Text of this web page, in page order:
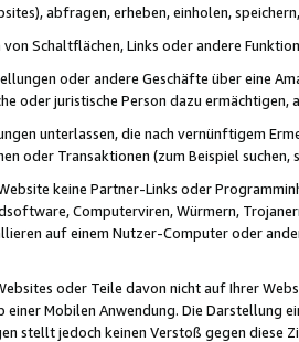
abfragen, erheben, einholen,
von Schaltflächen, Links oder andere
oder andere Geschäfte über eine
oder juristische Person dazu
unterlassen, die nach vernünftigem
oder Transaktionen (zum Beispiel
keine Partner-Links oder
Computerviren, Würmern,
auf einem Nutzer-Computer oder
oder Teile davon nicht auf Ihrer
einer Mobilen Anwendung. Die Darstellung
stellt jedoch keinen Verstoß gegen diese